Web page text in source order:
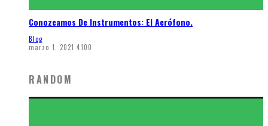
Conozcamos De Instrumentos: El Aerófono.
Blog
marzo 1, 2021 4100
RANDOM